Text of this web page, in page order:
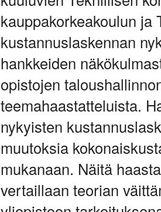
kauppakorkeakoulun ja
kustannuslaskennan
hankkeiden
opistojen
teemahaastatteluista.
nykyisten
muutoksia
mukanaan. Näitä
vertaillaan teorian